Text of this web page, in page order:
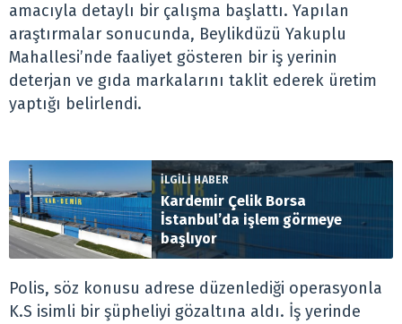
amacıyla detaylı bir çalışma başlattı. Yapılan
araştırmalar sonucunda, Beylikdüzü Yakuplu
Mahallesi’nde faaliyet gösteren bir iş yerinin
deterjan ve gıda markalarını taklit ederek üretim
yaptığı belirlendi.
İLGİLİ HABER
Kardemir Çelik Borsa
İstanbul’da işlem görmeye
başlıyor
Polis, söz konusu adrese düzenlediği operasyonla
K.S isimli bir şüpheliyi gözaltına aldı. İş yerinde